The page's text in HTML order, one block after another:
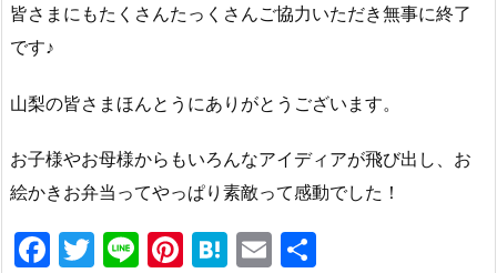
皆さまにもたくさんたっくさんご協力いただき無事に終了
です♪
山梨の皆さまほんとうにありがとうございます。
お子様やお母様からもいろんなアイディアが飛び出し、お
絵かきお弁当ってやっぱり素敵って感動でした！
F
T
Li Pi H
E